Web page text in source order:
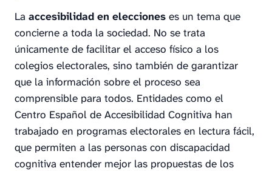
La accesibilidad en elecciones es un tema que
concierne a toda la sociedad. No se trata
únicamente de facilitar el acceso físico a los
colegios electorales, sino también de garantizar
que la información sobre el proceso sea
comprensible para todos. Entidades como el
Centro Español de Accesibilidad Cognitiva han
trabajado en programas electorales en lectura fácil,
que permiten a las personas con discapacidad
cognitiva entender mejor las propuestas de los